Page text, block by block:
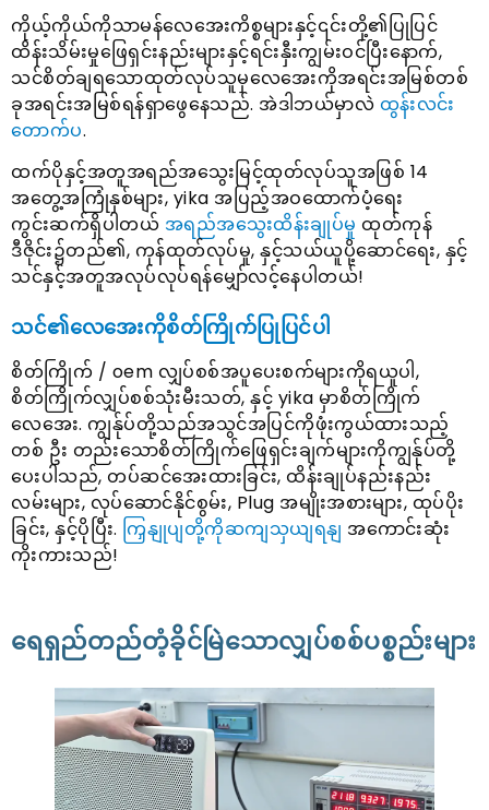
ကိုယ့်ကိုယ်ကိုသာမန်လေအေးကိစ္စများနှင့်၎င်းတို့၏ပြုပြင်
ထိန်းသိမ်းမှုဖြေရှင်းနည်းများနှင့်ရင်းနှီးကျွမ်းဝင်ပြီးနောက်,
သင်စိတ်ချရသောထုတ်လုပ်သူမှလေအေးကိုအရင်းအမြစ်တစ်
ခုအရင်းအမြစ်ရန်ရှာဖွေနေသည်. အဲဒါဘယ်မှာလဲ ထွန်းလင်း
တောက်ပ.
ထက်ပိုနှင့်အတူအရည်အသွေးမြင့်ထုတ်လုပ်သူအဖြစ် 14
အတွေ့အကြုံနှစ်များ, yika အပြည့်အဝထောက်ပံ့ရေး
ကွင်းဆက်ရှိပါတယ် အရည်အသွေးထိန်းချုပ်မှု ထုတ်ကုန်
ဒီဇိုင်း၌တည်၏, ကုန်ထုတ်လုပ်မှု, နှင့်သယ်ယူပို့ဆောင်ရေး, နှင့်
သင်နှင့်အတူအလုပ်လုပ်ရန်မျှော်လင့်နေပါတယ်!
သင်၏လေအေးကိုစိတ်ကြိုက်ပြုပြင်ပါ
စိတ်ကြိုက် / oem လျှပ်စစ်အပူပေးစက်များကိုရယူပါ,
စိတ်ကြိုက်လျှပ်စစ်သုံးမီးသတ်, နှင့် yika မှာစိတ်ကြိုက်
လေအေး. ကျွန်ုပ်တို့သည်အသွင်အပြင်ကိုဖုံးကွယ်ထားသည့်
တစ် ဦး တည်းသောစိတ်ကြိုက်ဖြေရှင်းချက်များကိုကျွန်ုပ်တို့
ပေးပါသည်, တပ်ဆင်အေးထားခြင်း, ထိန်းချုပ်နည်းနည်း
လမ်းများ, လုပ်ဆောင်နိုင်စွမ်း, Plug အမျိုးအစားများ, ထုပ်ပိုး
ခြင်း, နှင့်ပိုပြီး. ကြှနျုပျတို့ကိုဆကျသှယျရနျ အကောင်းဆုံး
ကိုးကားသည်!
ရေရှည်တည်တံ့ခိုင်မြဲသောလျှပ်စစ်ပစ္စည်းများ